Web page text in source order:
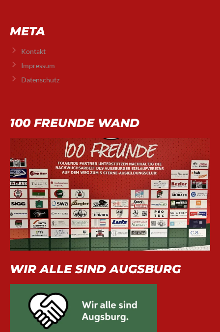
META
Kontakt
Impressum
Datenschutz
100 FREUNDE WAND
WIR ALLE SIND AUGSBURG